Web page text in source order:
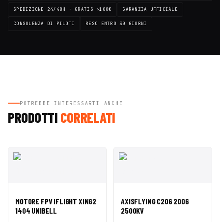
SPEDIZIONE 24/48H · GRATIS >100€ GARANZIA UFFICIALE
CONSULENZA DI PILOTI RESO ENTRO 30 GIORNI
POTREBBE INTERESSARTI ANCHE
PRODOTTI CORRELATI
CARRELLO
MOTORE FPV IFLIGHT XING2
1404 UNIBELL
CARRELLO
AXISFLYING C206 2006
2500KV